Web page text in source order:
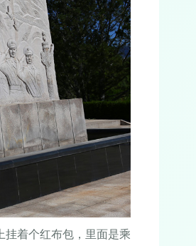
挂着个红布包，里面是乘